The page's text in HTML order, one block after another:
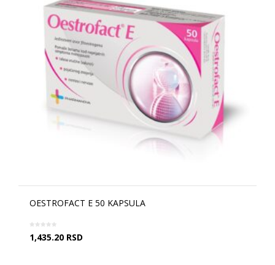
OESTROFACT E 50 KAPSULA
1,435.20 RSD